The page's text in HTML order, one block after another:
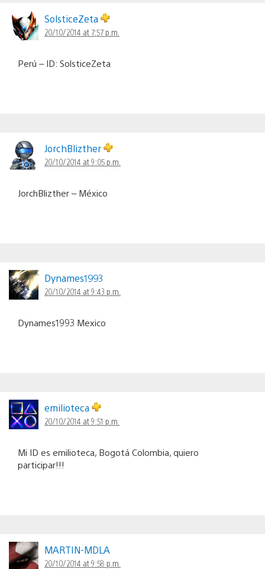
SolsticeZeta
20/10/2014 at 7:57 p.m.
Perú – ID: SolsticeZeta
JorchBlizther
20/10/2014 at 9:05 p.m.
JorchBlizther – México
Dynames1993
20/10/2014 at 9:43 p.m.
Dynames1993 Mexico
emilioteca
20/10/2014 at 9:51 p.m.
Mi ID es emilioteca, Bogotá Colombia, quiero
participar!!!
MARTIN-MDLA
20/10/2014 at 9:58 p.m.